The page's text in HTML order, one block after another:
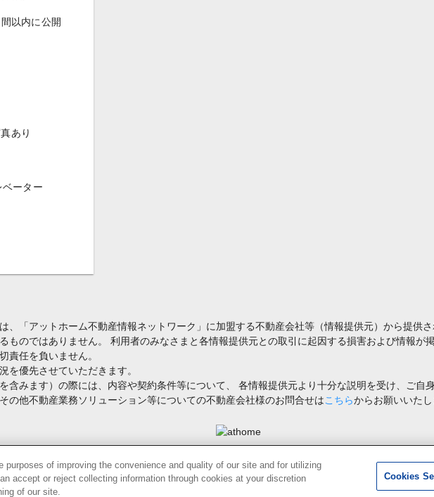
以内に公開
あり
ベーター
、「アットホーム不動産情報ネットワーク」に加盟する不動産会社等（情報提供元）から提供
ものではありません。 利用者のみなさまと各情報提供元との取引に起因する損害および情報
責任を負いません。
を優先させていただきます。
含みます）の際には、内容や契約条件等について、 各情報提供元より十分な説明を受け、ご自
の他不動産業務ソリューション等についての不動産会社様のお問合せはこちらからお願いいたし
る情報の無断転載を禁止します。著作権はアットホーム（株）またはその情報提供者に帰属します。
ます。 1
of improving the convenience and quality of our site and for utilizing
accept or reject collecting information through cookies at your discretion
of our site.
Cookies